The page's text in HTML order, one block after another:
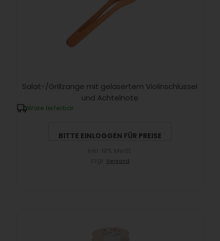
Salat-/Grillzange mit gelasertem Violinschlüssel
und Achtelnote
Ware lieferbar
BITTE EINLOGGEN FÜR PREISE
Versand